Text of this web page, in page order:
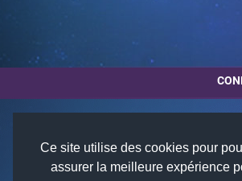
Ce site utilise des cookies pour
assurer la meilleure expérience